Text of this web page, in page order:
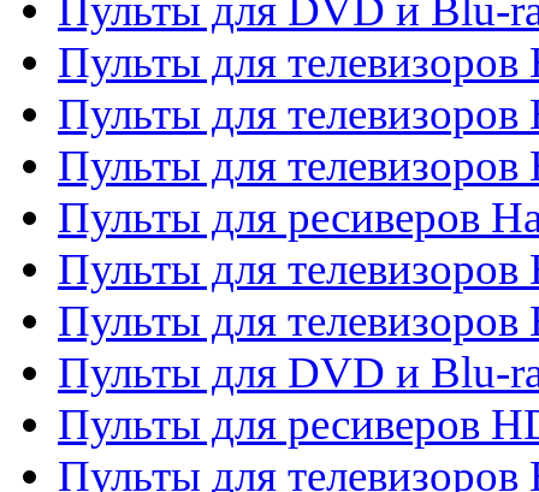
Пульты для DVD и Blu-
Пульты для телевизоров
Пульты для телевизоров
Пульты для
Пульты для ресиверов
Пульты для телевизоров
Пульты для телевизоров
Пульты для DVD и Blu-
Пульты для ресиверов
Пульты для